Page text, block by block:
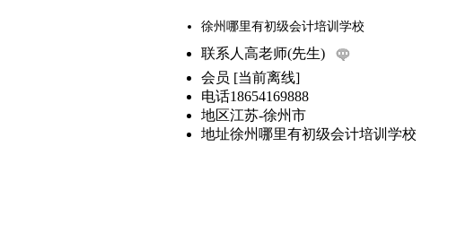
徐州哪里有初级会计培训学校
联系人 高老师(先生)
会员 [当前离线]
电话18654169888
地区江苏-徐州市
地址徐州哪里有初级会计培训学校